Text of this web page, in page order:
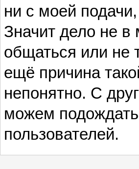
ни с моей
Значит дело не
общаться или не
ещё причина
непонятно. С
можем
пользователей.